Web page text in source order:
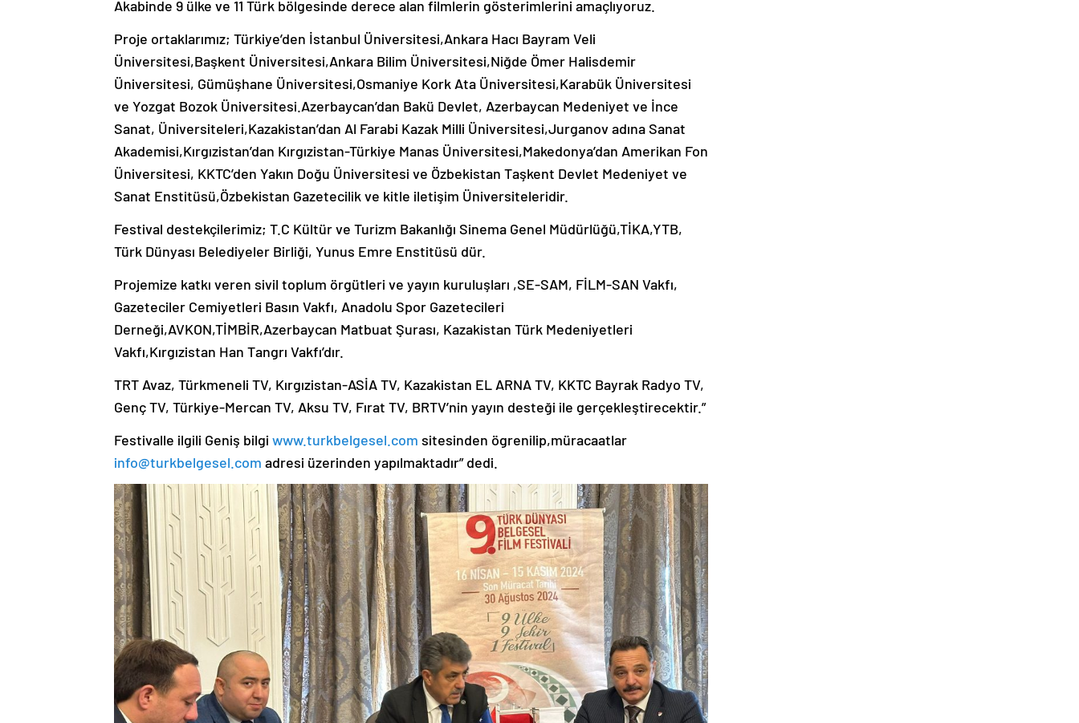
Akabinde 9 ülke ve 11 Türk bölgesinde derece alan filmlerin gösterimlerini amaçlıyoruz.
Proje ortaklarımız; Türkiye’den İstanbul Üniversitesi,Ankara Hacı Bayram Veli
Üniversitesi,Başkent Üniversitesi,Ankara Bilim Üniversitesi,Niğde Ömer Halisdemir
Üniversitesi, Gümüşhane Üniversitesi,Osmaniye Kork Ata Üniversitesi,Karabük Üniversitesi
ve Yozgat Bozok Üniversitesi.Azerbaycan’dan Bakü Devlet, Azerbaycan Medeniyet ve İnce
Sanat, Üniversiteleri,Kazakistan’dan Al Farabi Kazak Milli Üniversitesi,Jurganov adına Sanat
Akademisi,Kırgızistan’dan Kırgızistan-Türkiye Manas Üniversitesi,Makedonya’dan Amerikan Fon
Üniversitesi, KKTC’den Yakın Doğu Üniversitesi ve Özbekistan Taşkent Devlet Medeniyet ve
Sanat Enstitüsü,Özbekistan Gazetecilik ve kitle iletişim Üniversiteleridir.
Festival destekçilerimiz; T.C Kültür ve Turizm Bakanlığı Sinema Genel Müdürlüğü,TİKA,YTB,
Türk Dünyası Belediyeler Birliği, Yunus Emre Enstitüsü dür.
Projemize katkı veren sivil toplum örgütleri ve yayın kuruluşları ,SE-SAM, FİLM-SAN Vakfı,
Gazeteciler Cemiyetleri Basın Vakfı, Anadolu Spor Gazetecileri
Derneği,AVKON,TİMBİR,Azerbaycan Matbuat Şurası, Kazakistan Türk Medeniyetleri
Vakfı,Kırgızistan Han Tangrı Vakfı’dır.
TRT Avaz, Türkmeneli TV, Kırgızistan-ASİA TV, Kazakistan EL ARNA TV, KKTC Bayrak Radyo TV,
Genç TV, Türkiye-Mercan TV, Aksu TV, Fırat TV, BRTV’nin yayın desteği ile gerçekleştirecektir.”
Festivalle ilgili Geniş bilgi www.turkbelgesel.com sitesinden ögrenilip,müracaatlar
info@turkbelgesel.com adresi üzerinden yapılmaktadır” dedi.